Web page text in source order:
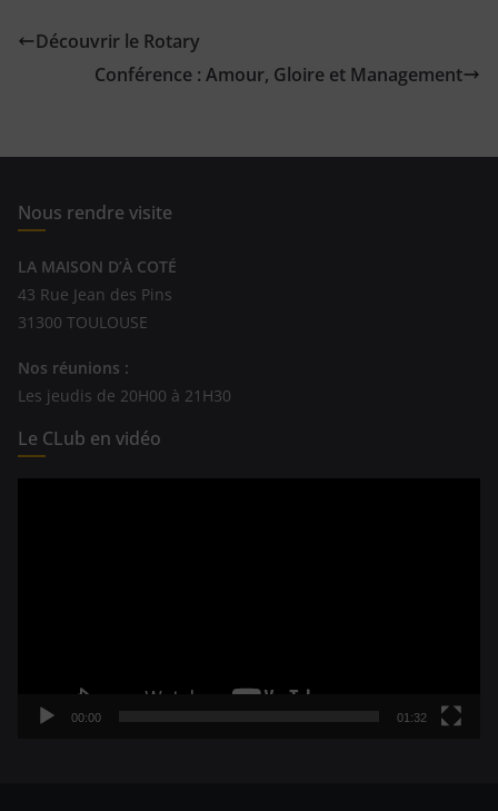
Découvrir le Rotary
Conférence : Amour, Gloire et Management
Nous rendre visite
LA MAISON D’À COTÉ
43 Rue Jean des Pins
31300 TOULOUSE
Nos réunions :
Les jeudis de 20H00 à 21H30
Le CLub en vidéo
00:00 01:32